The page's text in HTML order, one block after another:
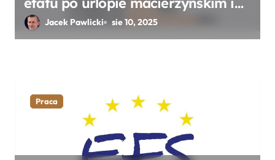
rodzicielskim – praktyczny
przewodnik krok po kroku
Jacek Pawlicki sie 10, 2025
Praca